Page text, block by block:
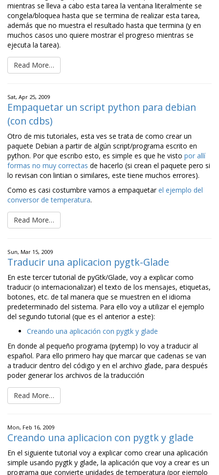
mientras se lleva a cabo esta tarea la ventana literalmente se
congela/bloquea hasta que se termina de realizar esta tarea,
además que no muestra el resultado hasta que termina (y en
muchos casos uno quiere mostrar el progreso mientras se
ejecuta la tarea).
Read More…
Sat, Apr 25, 2009
Empaquetar un script python para debian
(con cdbs)
Otro de mis tutoriales, esta ves se trata de como crear un
paquete Debian a partir de algún script/programa escrito en
python. Por que escribo esto, es simple es que he visto por allí
formas no muy correctas de hacerlo (si crean el paquete pero si
lo revisan con lintian o similares, este tiene muchos errores).
Como es casi costumbre vamos a empaquetarel ejemplo del
conversor de temperatura.
Read More…
Sun, Mar 15, 2009
Traducir una aplicacion pygtk-Glade
En este tercer tutorial de pyGtk/Glade, voy a explicar como
traducir (o internacionalizar) el texto de los mensajes, etiquetas,
botones, etc. de tal manera que se muestren en el idioma
predeterminado del sistema. Para ello voy a utilizar el ejemplo
del segundo tutorial (que es el anterior a este):
Creando una aplicación con pygtk y glade
En donde al pequeño programa (pytemp) lo voy a traducir al
español. Para ello primero hay que marcar que cadenas se van
a traducir dentro del código y en el archivo glade, para después
poder generar los archivos de la traducción
Read More…
Mon, Feb 16, 2009
Creando una aplicacion con pygtk y glade
En el siguiente tutorial voy a explicar como crear una aplicación
simple usando pygtk y glade, la aplicación que voy a crear es un
programa que convierte unidades de temperatura (por ejemplo